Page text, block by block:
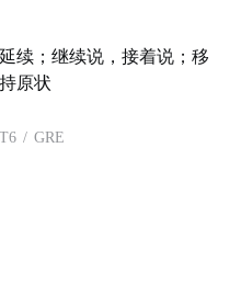
续；继续说，接着说；移
原状
/ GRE